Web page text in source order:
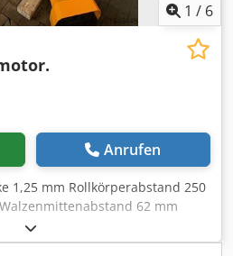
1 / 6
Anrufen
1,25 mm Rollkörperabstand 250
62 mm
6,3 m/min
kW Gewicht 170 kg Abmessung